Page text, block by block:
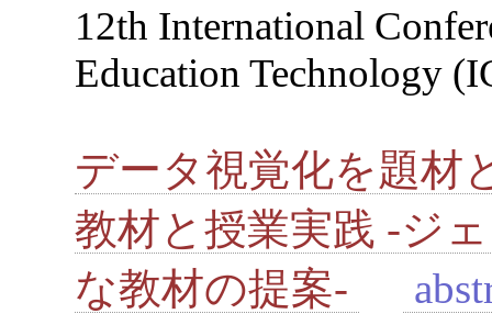
12th International
Education Technology
データ視覚化を題材
教材と授業実践 -ジ
な教材の提案-